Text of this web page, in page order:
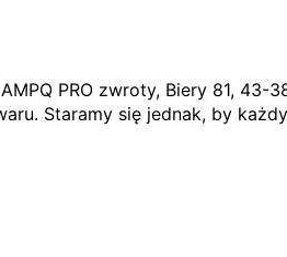
PRO zwroty, Biery 81, 43-
Staramy się jednak, by